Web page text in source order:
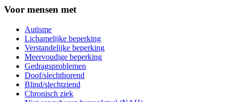
Voor mensen met
Autisme
Lichamelijke beperking
Verstandelijke beperking
Meervoudige beperking
Gedragsproblemen
Doof/slechthorend
Blind/slechtziend
Chronisch ziek